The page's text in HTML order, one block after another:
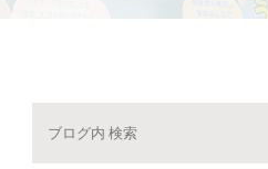
低身長・肥満・夜尿症